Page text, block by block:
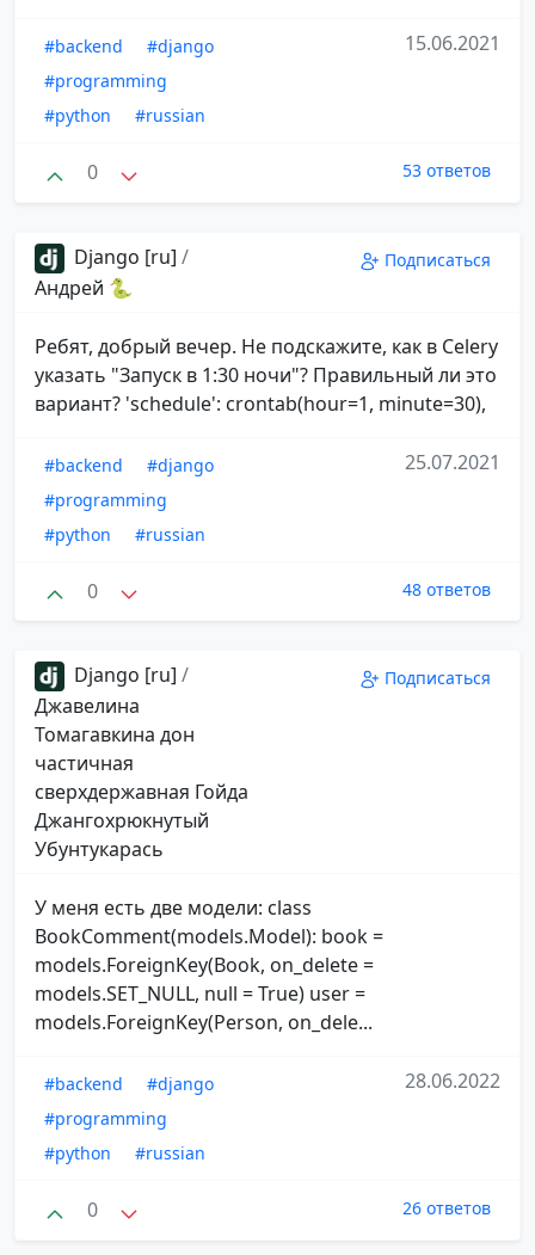
#backend
#django
#programming
#python
#russian
15.06.2021
0 53 ответов
Django [ru] /
Андрей 🐍
Подписаться
Ребят, добрый вечер. Не подскажите, как в Celery
указать "Запуск в 1:30 ночи"? Правильный ли это
вариант? 'schedule': crontab(hour=1, minute=30),
#backend
#django
#programming
#python
#russian
25.07.2021
0 48 ответов
Django [ru] /
Джавелина
Томагавкина дон
частичная
сверхдержавная Гойда
Джангохрюкнутый
Убунтукарась
Подписаться
У меня есть две модели: class
BookComment(models.Model): book =
models.ForeignKey(Book, on_delete =
models.SET_NULL, null = True) user =
models.ForeignKey(Person, on_dele...
#backend
#django
#programming
#python
#russian
28.06.2022
0 26 ответов